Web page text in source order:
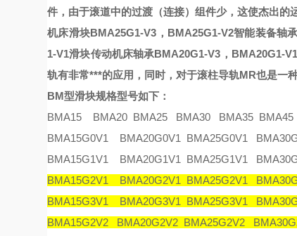
件，由于滚道中的过渡（连接）组件少，这使杰出的
机床滑块BMA25G1-V3，BMA25G1-V2智能装备轴承
1-V1滑块传动机床轴承BMA20G1-V3，BMA20G1-
轨有非常***的应用，同时，对于滚柱导轨MR也是一
BM型滑块规格型号如下：
BMA15 BMA20 BMA25 BMA30 BMA35 BMA45
BMA15G0V1 BMA20G0V1 BMA25G0V1
BMA15G1V1 BMA20G1V1 BMA25G1V1
BMA15G2V1 BMA20G2V1 BMA25G2V1
BMA15G3V1 BMA20G3V1 BMA25G3V1
BMA15G2V2 BMA20G2V2 BMA25G2V2